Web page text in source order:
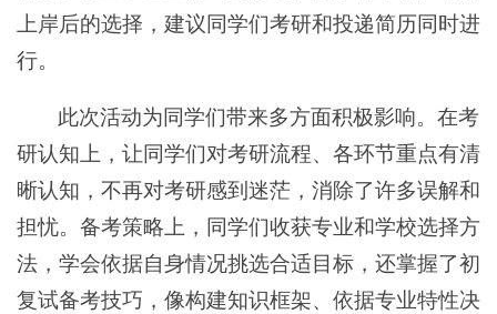
上岸后的选择，建议同学们考研和投递简历同时进
行。
此次活动为同学们带来多方面积极影响。在考
研认知上，让同学们对考研流程、各环节重点有清
晰认知，不再对考研感到迷茫，消除了许多误解和
担忧。备考策略上，同学们收获专业和学校选择方
法，学会依据自身情况挑选合适目标，还掌握了初
复试备考技巧，像构建知识框架、依据专业特性决